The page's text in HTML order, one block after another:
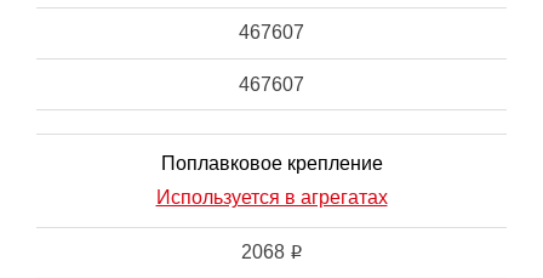
467607
467607
Поплавковое крепление
Используется в агрегатах
2068 i